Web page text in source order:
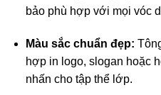
bảo phù hợp với mọi vóc
Màu sắc chuẩn đẹp:
hợp in logo, slogan hoặc
nhấn cho tập thể lớp.